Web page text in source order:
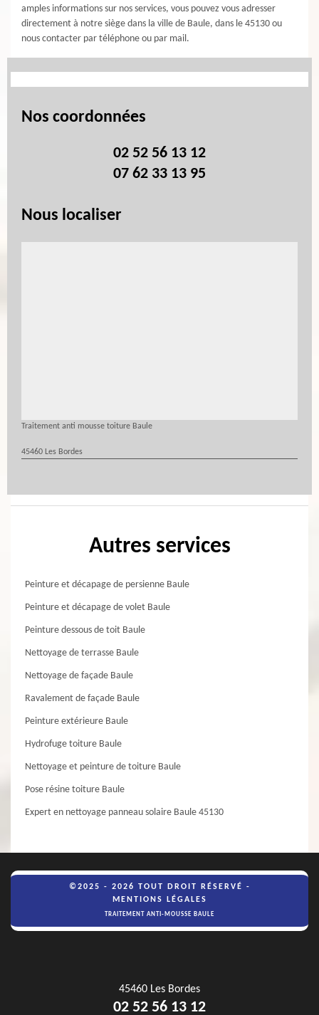
amples informations sur nos services, vous pouvez vous adresser
directement à notre siège dans la ville de Baule, dans le 45130 ou
nous contacter par téléphone ou par mail.
Nos coordonnées
02 52 56 13 12
07 62 33 13 95
Nous localiser
Traitement anti mousse toiture Baule
45460 Les Bordes
Autres services
Peinture et décapage de persienne Baule
Peinture et décapage de volet Baule
Peinture dessous de toit Baule
Nettoyage de terrasse Baule
Nettoyage de façade Baule
Ravalement de façade Baule
Peinture extérieure Baule
Hydrofuge toiture Baule
Nettoyage et peinture de toiture Baule
Pose résine toiture Baule
Expert en nettoyage panneau solaire Baule 45130
©2025 - 2026 TOUT DROIT RÉSERVÉ -
MENTIONS LÉGALES
TRAITEMENT ANTI-MOUSSE BAULE
45460 Les Bordes
02 52 56 13 12